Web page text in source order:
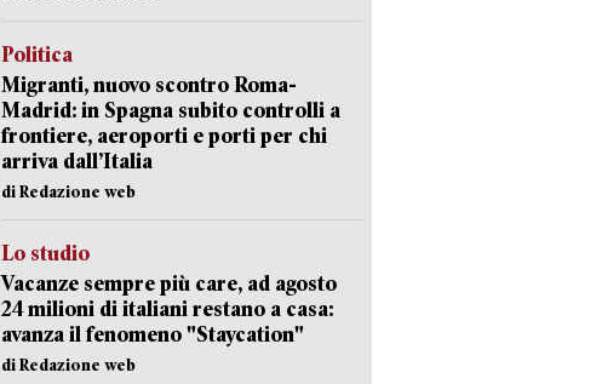
Politica
Migranti, nuovo scontro Roma-
Madrid: in Spagna subito controlli a
frontiere, aeroporti e porti per chi
arriva dall’Italia
di Redazione web
Lo studio
Vacanze sempre più care, ad agosto
24 milioni di italiani restano a casa:
avanza il fenomeno "Staycation"
di Redazione web